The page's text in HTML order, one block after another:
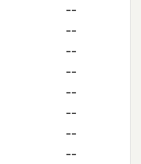
--
--
--
--
--
--
--
--